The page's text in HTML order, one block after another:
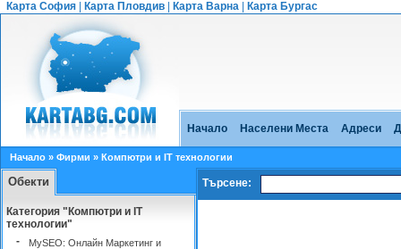
Карта София Карта Пловдив Карта Варна Карта Бургас
Начало Населени Места Адреси
Начало » Фирми » Компютри и IT технологии
Обекти
Категория "Компютри и IT
технологии"
-
MySEO: Онлайн Маркетинг и
Търсене: